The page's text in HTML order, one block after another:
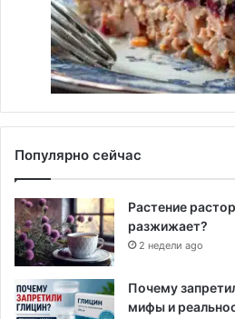
Популярно сейчас
Растение
разжижает?
2 недели ago
Почему
мифы и